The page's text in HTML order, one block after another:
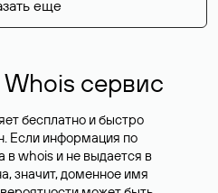
еще
сервис
бесплатно и быстро
Если информация по
whois и не выдается в
значит, доменное имя